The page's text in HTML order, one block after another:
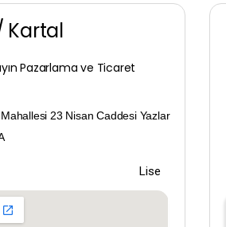
Kartal
Pazarlama ve Ticaret
23 Nisan Caddesi Yazlar
Lise